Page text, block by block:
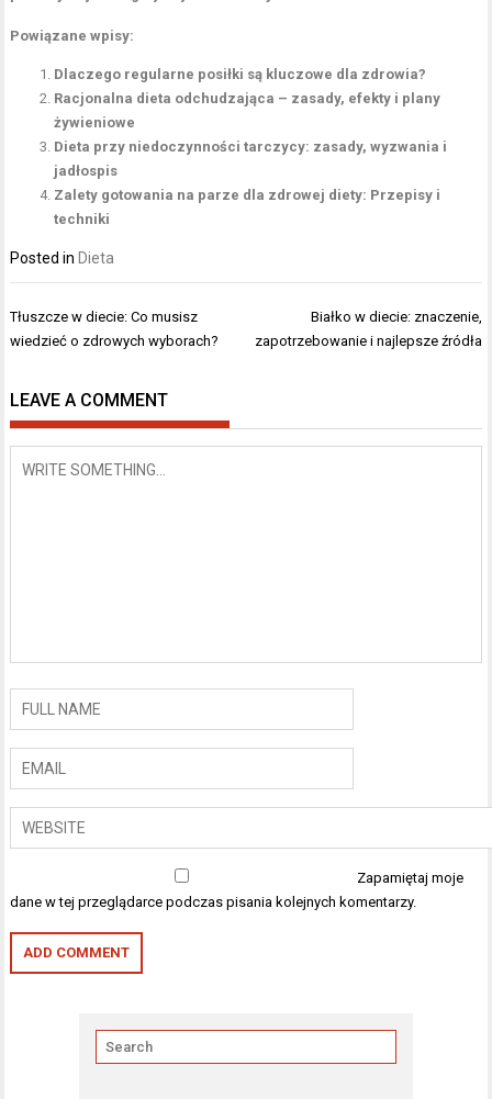
Powiązane wpisy:
Dlaczego regularne posiłki są kluczowe dla zdrowia?
Racjonalna dieta odchudzająca – zasady, efekty i plany
żywieniowe
Dieta przy niedoczynności tarczycy: zasady, wyzwania i
jadłospis
Zalety gotowania na parze dla zdrowej diety: Przepisy i
techniki
Posted in Dieta
Nawigacja
wpisu
Tłuszcze w diecie: Co musisz
wiedzieć o zdrowych wyborach?
Białko w diecie: znaczenie,
zapotrzebowanie i najlepsze źródła
LEAVE A COMMENT
Zapamiętaj moje
dane w tej przeglądarce podczas pisania kolejnych komentarzy.